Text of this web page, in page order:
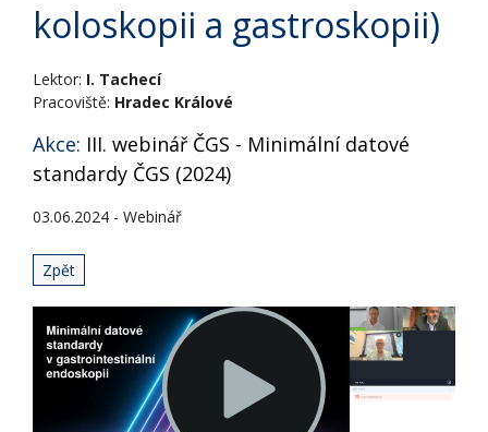
koloskopii a gastroskopii)
Lektor: I. Tachecí
Pracoviště: Hradec Králové
Akce: III. webinář ČGS - Minimální datové
standardy ČGS (2024)
03.06.2024 - Webinář
Zpět